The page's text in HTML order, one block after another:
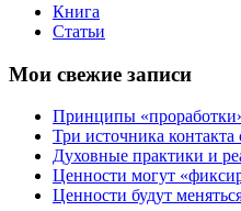
Книга
Статьи
Мои свежие записи
Принципы
Три источника контакта
Духовные практики и
Ценности могут
Ценности будут